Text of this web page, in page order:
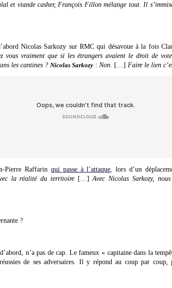
et viande casher, François Fillon mélange tout. Il
Nicolas Sarkozy sur RMC qui désavoue à la fois
vous vraiment que si les étrangers avaient le droit de
les cantines ? Nicolas Sarkozy : Non. […] Faire le lien
Pierre Raffarin qui passe à l’attaque , lors d’un
la réalité du territoire[…]Avec Nicolas Sarkozy,
?
n’a pas de cap. Le fameux « capitaine dans la
de ses adversaires. Il y répond au coup par